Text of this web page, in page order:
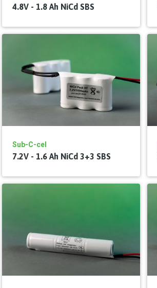
4.8V - 1.8 Ah NiCd SBS
Sub-C-cel
7.2V - 1.6 Ah NiCd 3+3 SBS